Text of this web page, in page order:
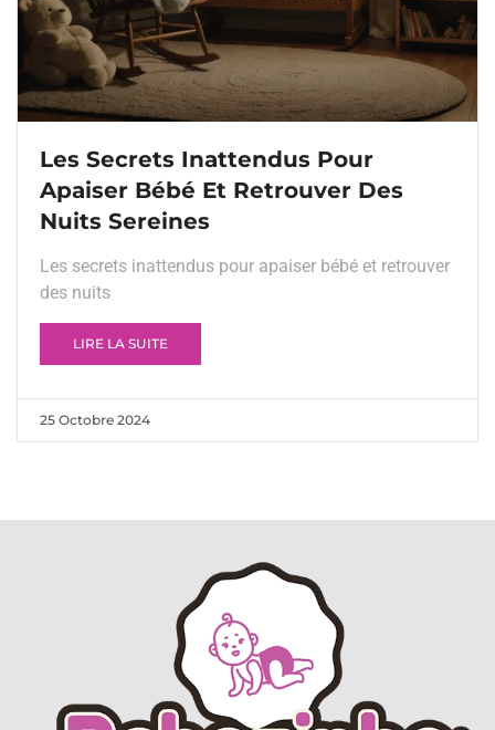
Les Secrets Inattendus Pour
Apaiser Bébé Et Retrouver Des
Nuits Sereines
Les secrets inattendus pour apaiser bébé et retrouver
des nuits
LIRE LA SUITE
25 Octobre 2024